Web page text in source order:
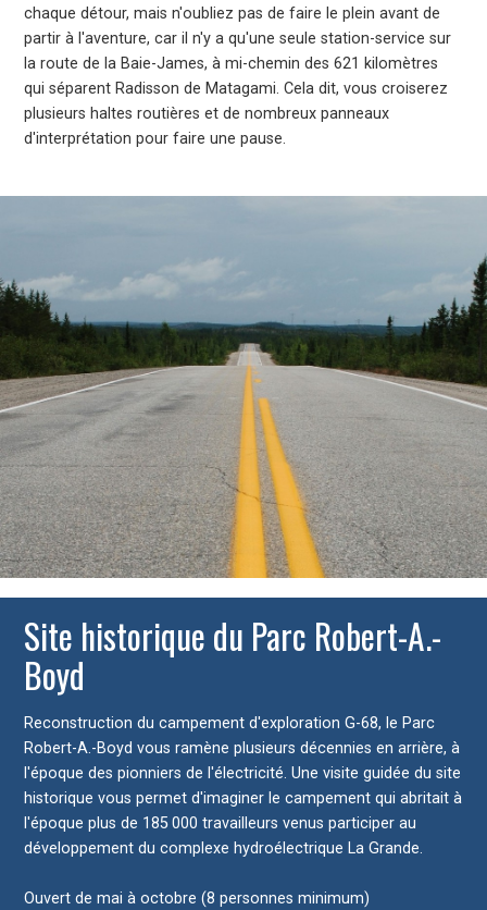
chaque détour, mais n'oubliez pas de faire le plein avant de
partir à l'aventure, car il n'y a qu'une seule station-service sur
la route de la Baie-James, à mi-chemin des 621 kilomètres
qui séparent Radisson de Matagami. Cela dit, vous croiserez
plusieurs haltes routières et de nombreux panneaux
d'interprétation pour faire une pause.
Site historique du Parc Robert-A.-
Boyd
Reconstruction du campement d'exploration G-68, le Parc
Robert-A.-Boyd vous ramène plusieurs décennies en arrière, à
l'époque des pionniers de l'électricité. Une visite guidée du site
historique vous permet d'imaginer le campement qui abritait à
l'époque plus de 185 000 travailleurs venus participer au
développement du complexe hydroélectrique La Grande.
Ouvert de mai à octobre (8 personnes minimum)